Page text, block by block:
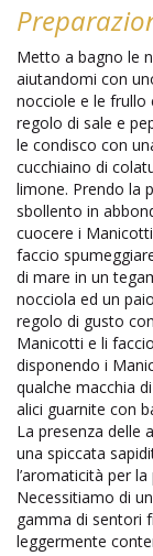
Metto a bagno le
aiutandomi con
nocciole e le frullo
regolo di sale e
le condisco con
cucchiaino di
limone. Prendo la
sbollento in
cuocere i
faccio
di mare in un
nocciola ed un
regolo di gusto
Manicotti e li
disponendo i
qualche macchia
alici guarnite con
La presenza delle
una spiccata
l’aromaticità per
Necessitiamo di
gamma di sentori
leggermente